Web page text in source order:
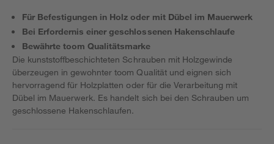
Für Befestigungen in Holz oder mit Dübel im Mauerwerk
Bei Erfordernis einer geschlossenen Hakenschlaufe
Bewährte toom Qualitätsmarke
Die kunststoffbeschichteten Schrauben mit Holzgewinde
überzeugen in gewohnter toom Qualität und eignen sich
hervorragend für Holzplatten oder für die Verarbeitung mit
Dübel im Mauerwerk. Es handelt sich bei den Schrauben um
geschlossene Hakenschlaufen.